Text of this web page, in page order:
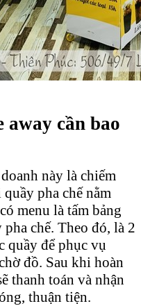
away cần bao
này là chiếm
pha chế nằm
menu là tấm bảng
chế. Theo đó, là 2
quầy để phục vụ
đồ. Sau khi hoàn
thanh toán và nhận
thuận tiện.